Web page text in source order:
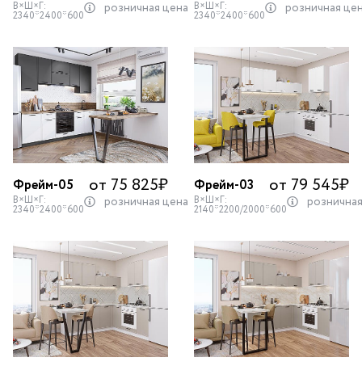
В×Ш×Г:
2340*2400*600 розничная цена В×Ш×Г:
2340*2400*600 розничная
Фрейм-05 от 75 825₽
В×Ш×Г:
2340*2400*600 розничная цена
Фрейм-03 от 79 545₽
В×Ш×Г:
2140*2200/2000*600